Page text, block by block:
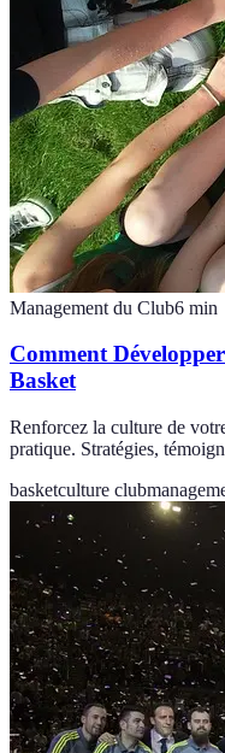
Management du Club6 min
Comment
Basket
Renforcez la culture de
pratique. Stratégies,
basketculture club